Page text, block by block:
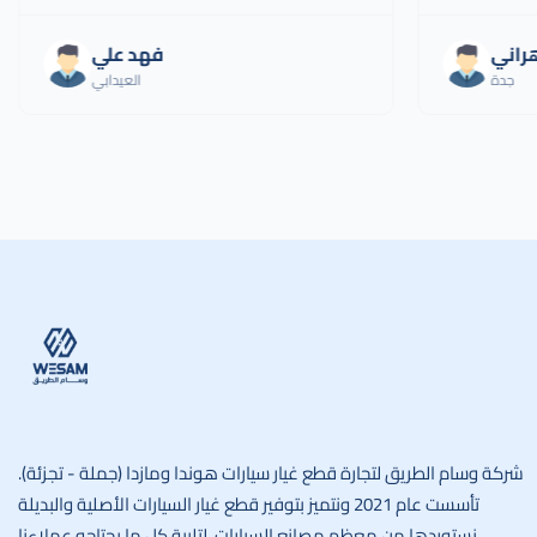
فهد علي
العيدابي جدة
شركة وسام الطريق لتجارة قطع غيار سيارات هوندا ومازدا (جملة - تجزئة).
تأسست عام 2021 ونتميز بتوفير قطع غيار السيارات الأصلية والبديلة